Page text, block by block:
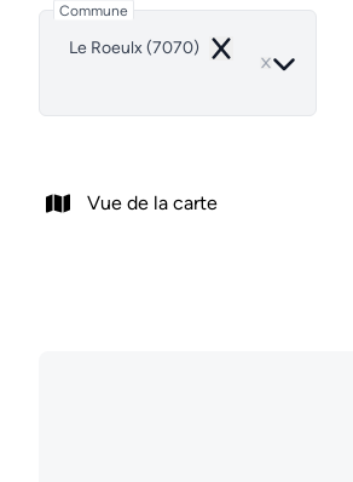
Commune
Le Roeulx (7070)
Remove
Vue de la carte